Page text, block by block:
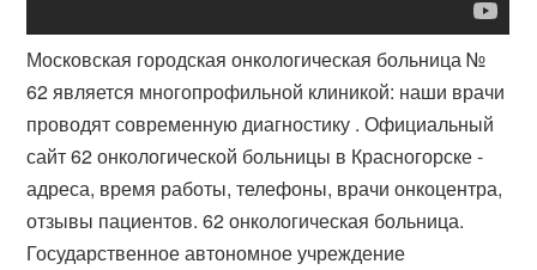
Московская городская онкологическая больница №
62 является многопрофильной клиникой: наши врачи
проводят современную диагностику . Официальный
сайт 62 онкологической больницы в Красногорске -
адреса, время работы, телефоны, врачи онкоцентра,
отзывы пациентов. 62 онкологическая больница.
Государственное автономное учреждение